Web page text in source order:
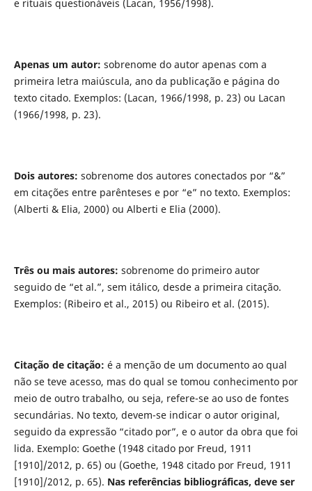
e rituais questionáveis (Lacan, 1956/1998).
Apenas um autor: sobrenome do autor apenas com a
primeira letra maiúscula, ano da publicação e página do
texto citado. Exemplos: (Lacan, 1966/1998, p. 23) ou Lacan
(1966/1998, p. 23).
Dois autores: sobrenome dos autores conectados por “&”
em citações entre parênteses e por “e” no texto. Exemplos:
(Alberti & Elia, 2000) ou Alberti e Elia (2000).
Três ou mais autores: sobrenome do primeiro autor
seguido de “et al.”, sem itálico, desde a primeira citação.
Exemplos: (Ribeiro et al., 2015) ou Ribeiro et al. (2015).
Citação de citação: é a menção de um documento ao qual
não se teve acesso, mas do qual se tomou conhecimento por
meio de outro trabalho, ou seja, refere-se ao uso de fontes
secundárias. No texto, devem-se indicar o autor original,
seguido da expressão “citado por”, e o autor da obra que foi
lida. Exemplo: Goethe (1948 citado por Freud, 1911
[1910]/2012, p. 65) ou (Goethe, 1948 citado por Freud, 1911
[1910]/2012, p. 65). Nas referências bibliográficas, deve ser